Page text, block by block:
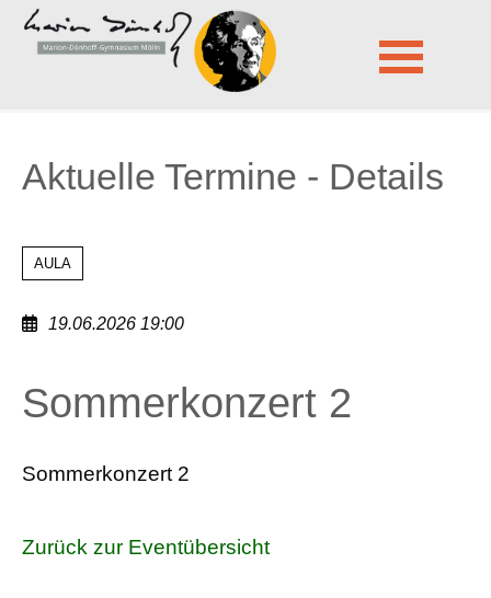
Marion-Dönhoff-Gymnasium Mölln
Aktuelle Termine - Details
Aktuelle Termine - Details
AULA
19.06.2026 19:00
Sommerkonzert 2
Sommerkonzert 2
Zurück zur Eventübersicht